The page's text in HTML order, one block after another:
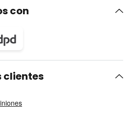
con
clientes